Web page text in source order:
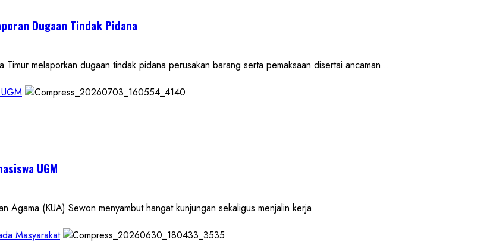
Dugaan Tindak Pidana
melaporkan dugaan tindak pidana perusakan barang serta pemaksaan disertai ancaman...
UGM
(KUA) Sewon menyambut hangat kunjungan sekaligus menjalin kerja...
Masyarakat